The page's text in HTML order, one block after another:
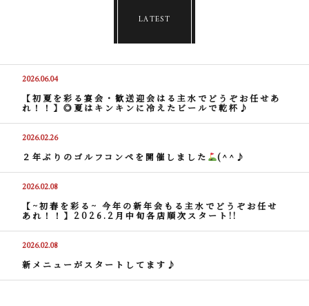
LATEST
2026.06.04
【初夏を彩る宴会・歓送迎会はる主水でどうぞお任せあ
れ！！】◎夏はキンキンに冷えたビールで乾杯♪
2026.02.26
２年ぶりのゴルフコンペを開催しました (^^♪
2026.02.08
【~初春を彩る~ 今年の新年会もる主水でどうぞお任せ
あれ！！】2026.2月中旬各店順次スタート!!
2026.02.08
新メニューがスタートしてます♪